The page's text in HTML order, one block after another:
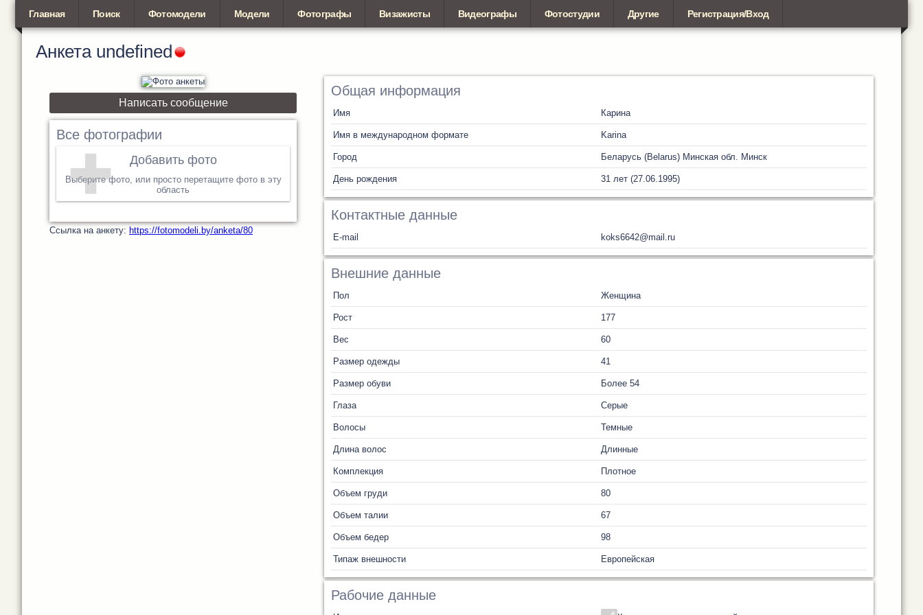
Главная Поиск Фотомодели Модели Фотографы Визажисты Видеографы Фотостудии Другие Регистрация/Вход
Анкета undefined
Написать сообщение
Все фотографии
Добавить фото
Выберите фото, или просто перетащите фото в эту
область
Cсылка на анкету: https://fotomodeli.by/anketa/80
Общая информация
Имя Карина
Имя в международном формате Karina
Город Беларусь (Belarus) Минская обл. Минск
День рождения 31 лет (27.06.1995)
Контактные данные
E-mail koks6642@mail.ru
Внешние данные
Пол Женщина
Рост 177
Вес 60
Размер одежды 41
Размер обуви Более 54
Глаза Серые
Волосы Темные
Длина волос Длинные
Комплекция Плотное
Объем груди 80
Объем талии 67
Объем бедер 98
Типаж внешности Европейская
Рабочие данные